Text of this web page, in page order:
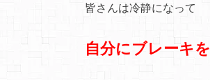
皆さんは冷静になって
自分にブレーキを